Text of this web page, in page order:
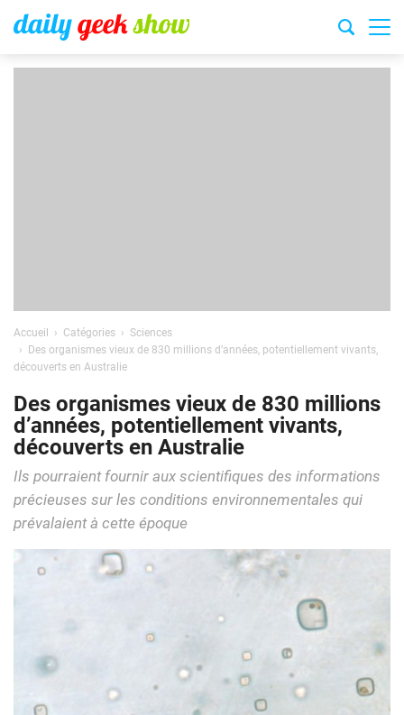
Accueil Catégories
Sciences
Des organismes vieux de 830 millions d’années, potentiellement vivants,
découverts en Australie
Des organismes vieux de 830 millions
d’années, potentiellement vivants,
découverts en Australie
Ils pourraient fournir aux scientifiques des informations
précieuses sur les conditions environnementales qui
prévalaient à cette époque